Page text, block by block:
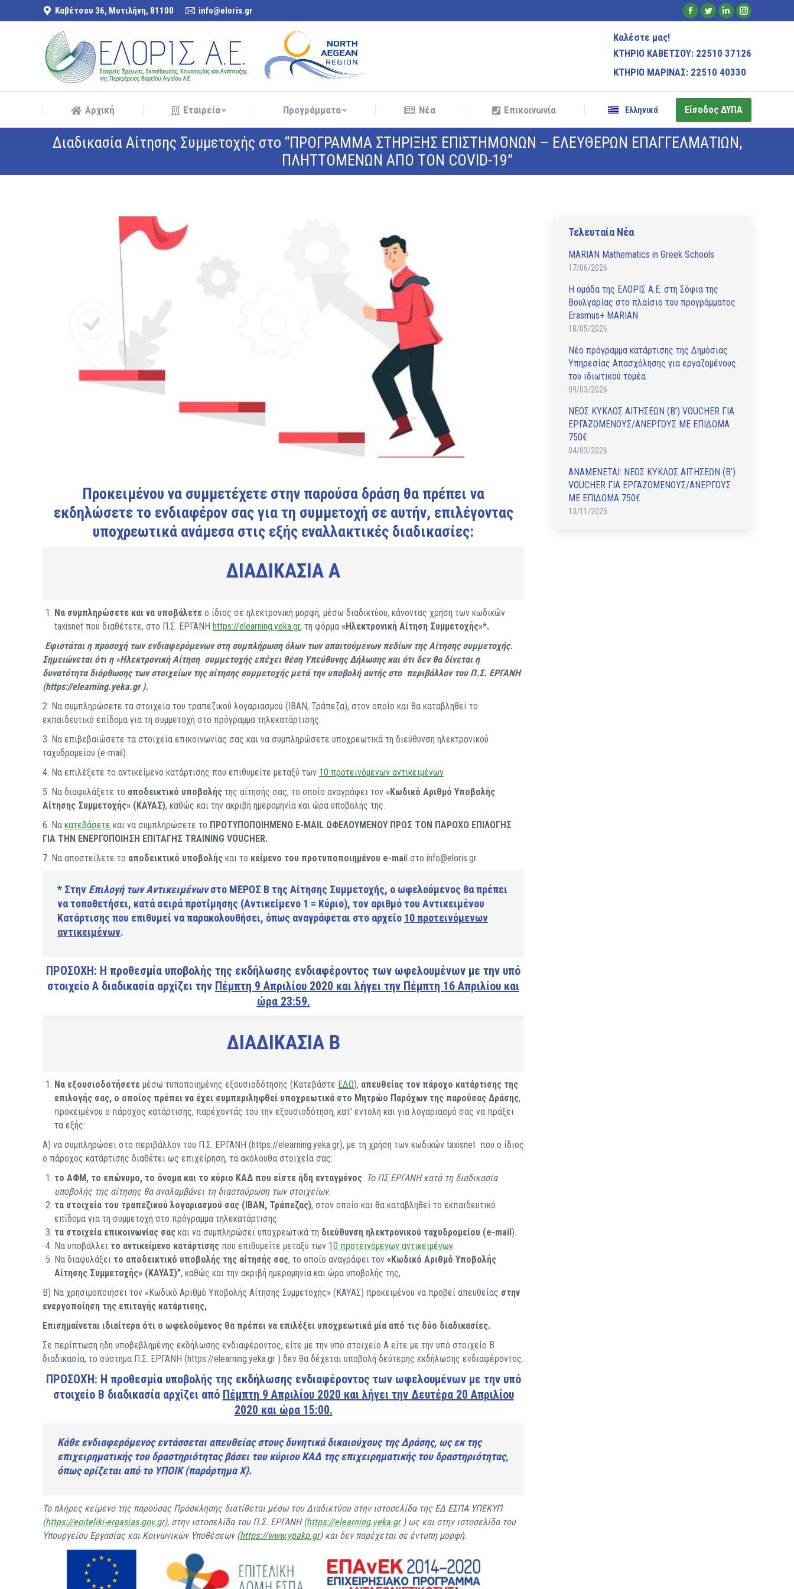
Καβέτσου 36, Μυτιλήνη, 81100 info@eloris.gr
Facebook
opens
new
window
Twitter
opens
new
window
Linkedin
opens
new
window
Instagram
opens
new
window
Καλέστε μας!
ΚΤΗΡΙΟ ΚΑΒΕΤΣΟΥ: 22510 37126
ΚΤΗΡΙΟ ΜΑΡΙΝΑΣ: 22510 40330
Αρχική Εταιρεία Προγράμματα Νέα Επικοινωνία Ελληνικά Είσοδος ΔΥΠΑ
Διαδικασία Αίτησης Συμμετοχής στο “ΠΡΟΓΡΑΜΜΑ ΣΤΗΡΙΞΗΣ ΕΠΙΣΤΗΜΟΝΩΝ – ΕΛΕΥΘΕΡΩΝ ΕΠΑΓΓΕΛΜΑΤΙΩΝ,
ΠΛΗΤΤΟΜΕΝΩΝ ΑΠΟ ΤΟΝ COVID-19”
Προκειμένου να συμμετέχετε στην παρούσα δράση θα πρέπει να
εκδηλώσετε το ενδιαφέρον σας για τη συμμετοχή σε αυτήν, επιλέγοντας
υποχρεωτικά ανάμεσα στις εξής εναλλακτικές διαδικασίες:
ΔΙΑΔΙΚΑΣΙΑ Α
Να συμπληρώσετε και να υποβάλετε ο ίδιος σε ηλεκτρονική μορφή, μέσω διαδικτύου, κάνοντας χρήση των κωδικών
taxisnet που διαθέτετε, στο Π.Σ. ΕΡΓΑΝΗ https://elearning.yeka.gr, τη φόρμα «Ηλεκτρονική Αίτηση Συμμετοχής»*.
Εφιστάται η προσοχή των ενδιαφερόμενων στη συμπλήρωση όλων των απαιτούμενων πεδίων της Αίτησης συμμετοχής.
Σημειώνεται ότι η «Ηλεκτρονική Αίτηση συμμετοχής επέχει θέση Υπεύθυνης Δήλωσης και ότι δεν θα δίνεται η
δυνατότητα διόρθωσης των στοιχείων της αίτησης συμμετοχής μετά την υποβολή αυτής στο περιβάλλον του Π.Σ. ΕΡΓΑΝΗ
(https://elearning.yeka.gr ).
2. Να συμπληρώσετε τα στοιχεία του τραπεζικού λογαριασμού (IBAN, Τράπεζα), στον οποίο και θα καταβληθεί το
εκπαιδευτικό επίδομα για τη συμμετοχή στο πρόγραμμα τηλεκατάρτισης.
3. Να επιβεβαιώσετε τα στοιχεία επικοινωνίας σας και να συμπληρώσετε υποχρεωτικά τη διεύθυνση ηλεκτρονικού
ταχυδρομείου (e-mail).
4. Να επιλέξετε το αντικείμενο κατάρτισης που επιθυμείτε μεταξύ των 10 προτεινόμενων αντικειμένων
5. Να διαφυλάξετε το αποδεικτικό υποβολής της αίτησής σας, το οποίο αναγράφει τον «Κωδικό Αριθμό Υποβολής
Αίτησης Συμμετοχής» (ΚΑΥΑΣ), καθώς και την ακριβή ημερομηνία και ώρα υποβολής της.
6. Να κατεβάσετε και να συμπληρώσετε το ΠΡΟΤΥΠΟΠΟΙΗΜΕΝΟ Ε-MAIL ΩΦΕΛΟΥΜΕΝΟΥ ΠΡΟΣ ΤΟΝ ΠΑΡΟΧΟ ΕΠΙΛΟΓΗΣ
ΓΙΑ ΤΗΝ ΕΝΕΡΓΟΠΟΙΗΣΗ ΕΠΙΤΑΓΗΣ TRAINING VOUCHER.
7. Να αποστείλετε το αποδεικτικό υποβολής και το κείμενο του προτυποποιημένου e-mail στo info@eloris.gr.
* Στην Επιλογή των Αντικειμένωνστο ΜΕΡΟΣ Β της Αίτησης Συμμετοχής, ο ωφελούμενος θα πρέπει
να τοποθετήσει, κατά σειρά προτίμησης (Αντικείμενο 1 = Κύριο), τον αριθμό του Αντικειμένου
Κατάρτισης που επιθυμεί να παρακολουθήσει, όπως αναγράφεται στο αρχείο 10 προτεινόμενων
αντικειμένων.
ΠΡΟΣΟΧΗ: Η προθεσμία υποβολής της εκδήλωσης ενδιαφέροντος των ωφελουμένων με την υπό
στοιχείο Α διαδικασία αρχίζει την Πέμπτη 9 Απριλίου 2020 και λήγει την Πέμπτη 16 Απριλίου και
ώρα 23:59.
ΔΙΑΔΙΚΑΣΙΑ Β
Nα εξουσιοδοτήσετε μέσω τυποποιημένης εξουσιοδότησης (Κατεβάστε ΕΔΩ), απευθείας τον πάροχο κατάρτισης της
επιλογής σας, ο οποίος πρέπει να έχει συμπεριληφθεί υποχρεωτικά στο Μητρώο Παρόχων της παρούσας Δράσης,
προκειμένου ο πάροχος κατάρτισης, παρέχοντάς του την εξουσιοδότηση, κατ’ εντολή και για λογαριασμό σας να πράξει
τα εξής:
Α) να συμπληρώσει στο περιβάλλον του Π.Σ. ΕΡΓΑΝΗ (https://elearning.yeka.gr), με τη χρήση των κωδικών taxisnet που ο ίδιος
ο πάροχος κατάρτισης διαθέτει ως επιχείρηση, τα ακόλουθα στοιχεία σας:
το ΑΦΜ, το επώνυμο, το όνομα και το κύριο ΚΑΔ που είστε ήδη ενταγμένος Το ΠΣ ΕΡΓΑΝΗ κατά τη διαδικασία
υποβολής της αίτησης θα αναλαμβάνει τη διασταύρωση των στοιχείων.
τα στοιχεία του τραπεζικού λογαριασμού σας (IBAN, Τράπεζας), στον οποίο και θα καταβληθεί το εκπαιδευτικό
επίδομα για τη συμμετοχή στο πρόγραμμα τηλεκατάρτισης.
τα στοιχεία επικοινωνίας σας και να συμπληρώσει υποχρεωτικά τη διεύθυνση ηλεκτρονικού ταχυδρομείου (e-mail).
Να υποβάλλει το αντικείμενο κατάρτισης που επιθυμείτε μεταξύ των 10 προτεινόμενων αντικειμένων
Να διαφυλάξει το αποδεικτικό υποβολής της αίτησής σας, το οποίο αναγράφει τον «Κωδικό Αριθμό Υποβολής
Αίτησης Συμμετοχής» (ΚΑΥΑΣ)”, καθώς και την ακριβή ημερομηνία και ώρα υποβολής της,
Β) Να χρησιμοποιήσει τον «Κωδικό Αριθμό Υποβολής Αίτησης Συμμετοχής» (ΚΑΥΑΣ) προκειμένου να προβεί απευθείας στην
ενεργοποίηση της επιταγής κατάρτισης,
Επισημαίνεται ιδιαίτερα ότι ο ωφελούμενος θα πρέπει να επιλέξει υποχρεωτικά μία από τις δύο διαδικασίες.
Σε περίπτωση ήδη υποβεβλημένης εκδήλωσης ενδιαφέροντος, είτε με την υπό στοιχείο Α είτε με την υπό στοιχείο Β
διαδικασία, το σύστημα Π.Σ. ΕΡΓΑΝΗ (https://elearning.yeka.gr ) δεν θα δέχεται υποβολή δεύτερης εκδήλωσης ενδιαφέροντος.
ΠΡΟΣΟΧΉ: Η προθεσμία υποβολής της εκδήλωσης ενδιαφέροντος των ωφελουμένων με την υπό
στοιχείο Β διαδικασία αρχίζει από Πέμπτη 9 Απριλίου 2020 και λήγει την Δευτέρα 20 Απριλίου
2020 και ώρα 15:00.
Κάθε ενδιαφερόμενος εντάσσεται απευθείας στους δυνητικά δικαιούχους της Δράσης, ως εκ της
επιχειρηματικής του δραστηριότητας βάσει του κύριου ΚΑΔ της επιχειρηματικής του δραστηριότητας,
όπως ορίζεται από το ΥΠΟΙΚ (παράρτημα Χ).
Το πλήρες κείμενο της παρούσας Πρόσκλησης διατίθεται μέσω του Διαδικτύου στην ιστοσελίδα της ΕΔ ΕΣΠΑ ΥΠΕΚΥΠ
(https://epiteliki-ergasias.gov.gr), στην ιστοσελίδα του Π.Σ. ΕΡΓΑΝΗ (https://elearning.yeka.gr) ως και στην ιστοσελίδα του
Υπουργείου Εργασίας και Κοινωνικών Υποθέσεων (https://www.ypakp.gr) και δεν παρέχεται σε έντυπη μορφή.
Τελευταία Νέα
MARIAN Mathematics in Greek Schools
17/06/2026
Η ομάδα της ΕΛΟΡΙΣ Α.Ε. στη Σόφια της
Βουλγαρίας στο πλαίσιο του προγράμματος
Erasmus+ MARIAN
18/05/2026
Νέο πρόγραμμα κατάρτισης της Δημόσιας
Υπηρεσίας Απασχόλησης για εργαζομένους
του ιδιωτικού τομέα
09/03/2026
ΝΕΟΣ ΚΥΚΛΟΣ ΑΙΤΗΣΕΩΝ (Β’) VOUCHER ΓΙΑ
ΕΡΓΑΖΟΜΕΝΟΥΣ/ΑΝΕΡΓΟΥΣ ΜΕ ΕΠΙΔΟΜΑ
750€
04/03/2026
ΑΝAΜΕΝΕΤΑΙ: ΝΕΟΣ ΚΥΚΛΟΣ ΑΙΤΗΣΕΩΝ (Β’)
VOUCHER ΓΙΑ ΕΡΓΑΖΟΜΕΝΟΥΣ/ΑΝΕΡΓΟΥΣ
ΜΕ ΕΠΙΔΟΜΑ 750€
13/11/2025
Αρχική Εταιρεία Προγράμματα Νέα Επικοινωνία Είσοδος ΔΥΠΑ